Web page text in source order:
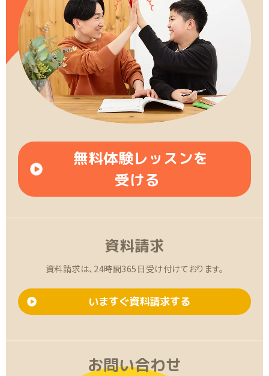
無料体験レッスンを
受ける
資料請求
資料請求は、24時間365日受け付けております。
いますぐ資料請求する
お問い合わせ